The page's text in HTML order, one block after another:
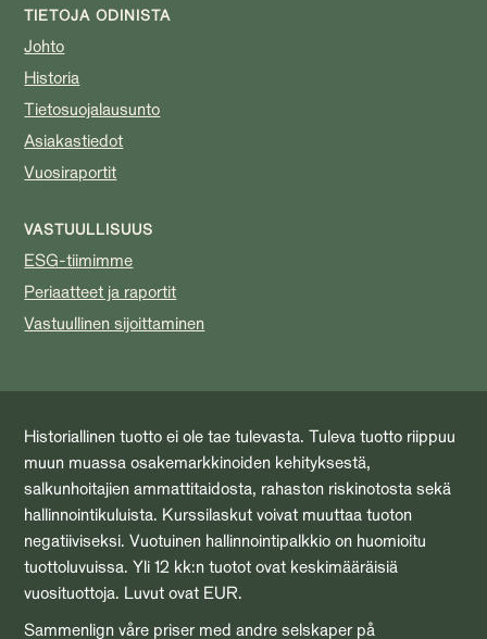
TIETOJA ODINISTA
Johto
Historia
Tietosuojalausunto
Asiakastiedot
Vuosiraportit
VASTUULLISUUS
ESG-tiimimme
Periaatteet ja raportit
Vastuullinen sijoittaminen
Historiallinen tuotto ei ole tae tulevasta. Tuleva tuotto riippuu
muun muassa osakemarkkinoiden kehityksestä,
salkunhoitajien ammattitaidosta, rahaston riskinotosta sekä
hallinnointikuluista. Kurssilaskut voivat muuttaa tuoton
negatiiviseksi. Vuotuinen hallinnointipalkkio on huomioitu
tuottoluvuissa. Yli 12 kk:n tuotot ovat keskimääräisiä
vuosituottoja. Luvut ovat EUR.
Sammenlign våre priser med andre selskaper på